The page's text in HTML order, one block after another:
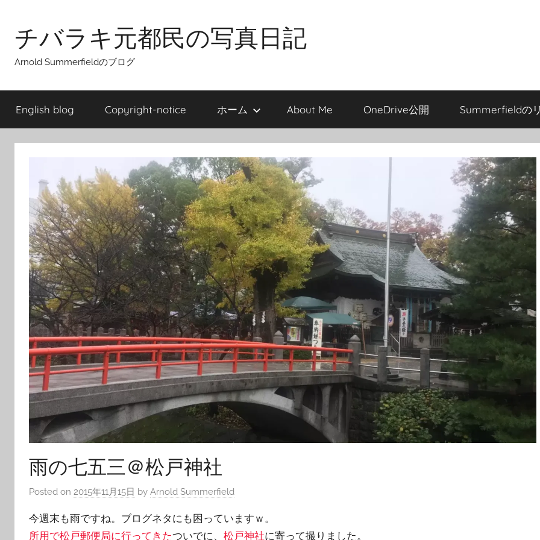
contentチバラキ元都民の写真日記
Arnold Summerfieldのブログ
English blog Copyright-notice ホーム About Me OneDrive公開 Summerfieldの
雨の七五三＠松戸神社
Posted on 2015年11月15日 by Arnold Summerfield
今週末も雨ですね。ブログネタにも困っていますｗ。
所用で松戸郵便局に行ってきたついでに、 松戸神社に寄って撮りました。